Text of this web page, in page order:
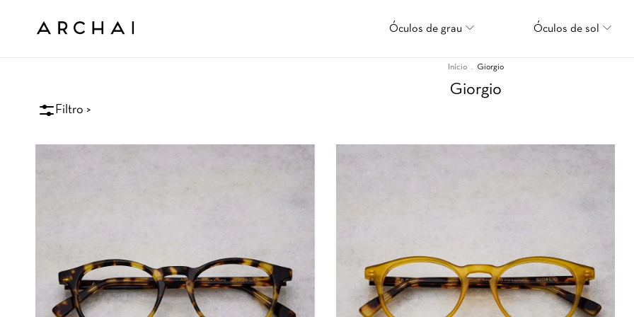
Óculos de grau Óculos de sol
Início . Giorgio
Giorgio
Filtro >